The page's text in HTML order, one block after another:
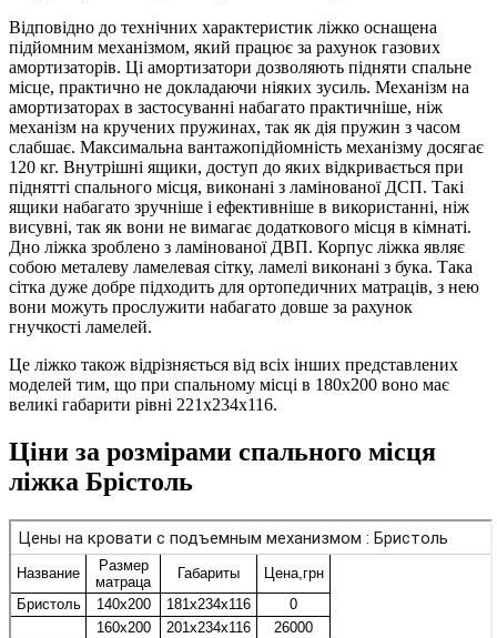
Відповідно до технічних характеристик ліжко оснащена
підйомним механізмом, який працює за рахунок газових
амортизаторів. Ці амортизатори дозволяють підняти спальне
місце, практично не докладаючи ніяких зусиль. Механізм на
амортизаторах в застосуванні набагато практичніше, ніж
механізм на кручених пружинах, так як дія пружин з часом
слабшає. Максимальна вантажопідйомність механізму досягає
120 кг. Внутрішні ящики, доступ до яких відкривається при
піднятті спального місця, виконані з ламінованої ДСП. Такі
ящики набагато зручніше і ефективніше в використанні, ніж
висувні, так як вони не вимагає додаткового місця в кімнаті.
Дно ліжка зроблено з ламінованої ДВП. Корпус ліжка являє
собою металеву ламелевая сітку, ламелі виконані з бука. Така
сітка дуже добре підходить для ортопедичних матраців, з нею
вони можуть прослужити набагато довше за рахунок
гнучкості ламелей.
Це ліжко також відрізняється від всіх інших представлених
моделей тим, що при спальному місці в 180х200 воно має
великі габарити рівні 221х234х116.
Ціни за розмірами спального місця
ліжка Брістоль